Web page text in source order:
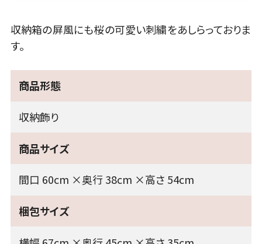
収納箱の屏風にも桜の可愛い刺繍をあしらっておりま
す。
商品形態
収納飾り
商品サイズ
間口 60cm ×奥行 38cm ×高さ 54cm
梱包サイズ